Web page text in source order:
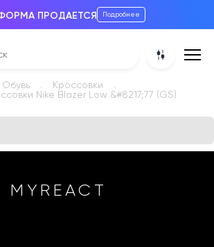
ПРОДАЕТСЯ Подробнее
Обувь
Кроссовки
Nike Blazer Low &#8217;77 (GS)
MYREACT